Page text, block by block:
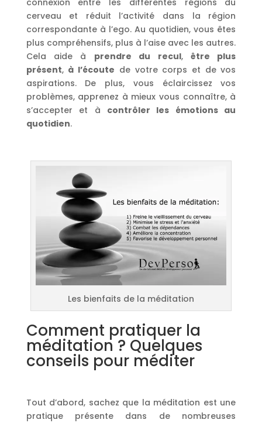
connexion entre les différentes régions du
cerveau et réduit l’activité dans la région
correspondante à l’ego. Au quotidien, vous êtes
plus compréhensifs, plus à l’aise avec les autres.
Cela aide à prendre du recul, être plus
présent, à l’écoute de votre corps et de vos
aspirations. De plus, vous éclaircissez vos
problèmes, apprenez à mieux vous connaître, à
s’accepter et à contrôler les émotions au
quotidien.
Les bienfaits de la méditation
Comment pratiquer la
méditation ? Quelques
conseils pour méditer
Tout d’abord, sachez que la méditation est une
pratique présente dans de nombreuses